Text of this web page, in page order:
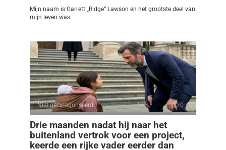
Mijn naam is Garrett „Ridge“ Lawson en het grootste deel van
mijn leven was
Niet gecategoriseerd 0
Drie maanden nadat hij naar het
buitenland vertrok voor een project,
keerde een rijke vader eerder dan